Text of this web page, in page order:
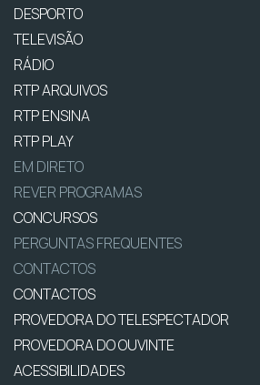
DESPORTO
TELEVISÃO
RÁDIO
RTP ARQUIVOS
RTP ENSINA
RTP PLAY
EM DIRETO
REVER PROGRAMAS
CONCURSOS
PERGUNTAS FREQUENTES
CONTACTOS
CONTACTOS
PROVEDORA DO TELESPECTADOR
PROVEDORA DO OUVINTE
ACESSIBILIDADES